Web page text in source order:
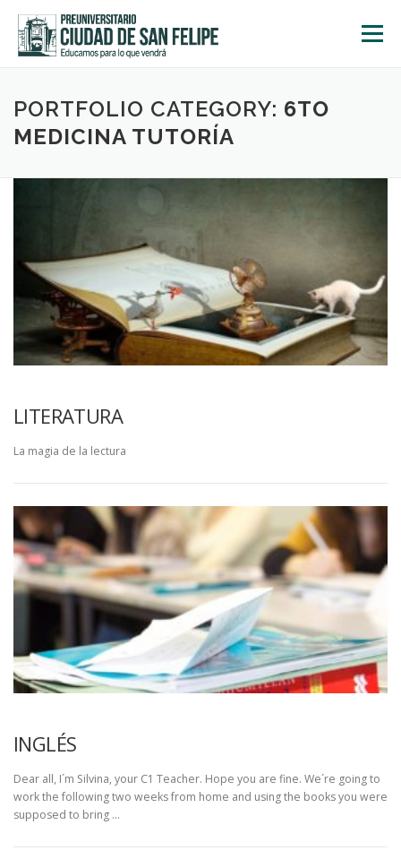
contenido
Menú
INICIO NOSOTROS ÁREA ACADÉMICA
PORTFOLIO CATEGORY: 6TO
MEDICINA TUTORÍA
LITERATURA
La magia de la lectura
INGLÉS
Dear all, I´m Silvina, your C1 Teacher. Hope you are fine. We´re going to
work the following two weeks from home and using the books you were
supposed to bring …